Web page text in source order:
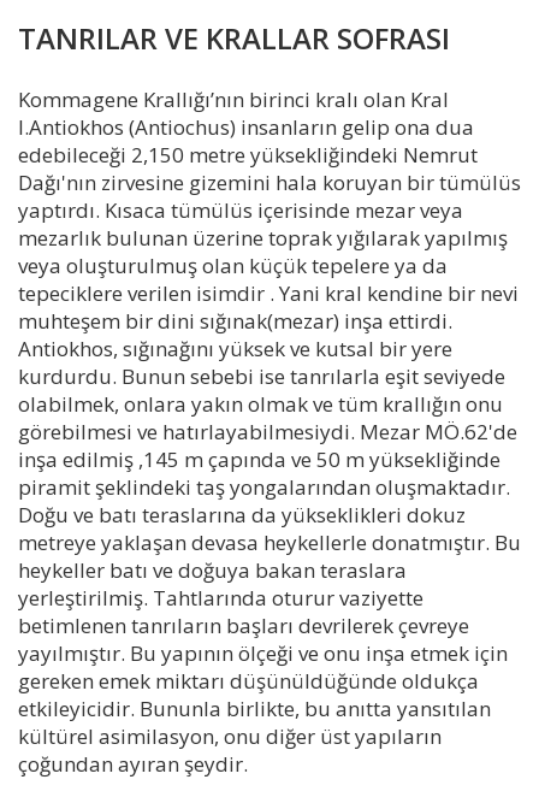
TANRILAR VE KRALLAR SOFRASI
Kommagene Krallığı’nın birinci kralı olan Kral
I.Antiokhos (Antiochus) insanların gelip ona dua
edebileceği 2,150 metre yüksekliğindeki Nemrut
Dağı'nın zirvesine gizemini hala koruyan bir tümülüs
yaptırdı. Kısaca tümülüs içerisinde mezar veya
mezarlık bulunan üzerine toprak yığılarak yapılmış
veya oluşturulmuş olan küçük tepelere ya da
tepeciklere verilen isimdir . Yani kral kendine bir nevi
muhteşem bir dini sığınak(mezar) inşa ettirdi.
Antiokhos, sığınağını yüksek ve kutsal bir yere
kurdurdu. Bunun sebebi ise tanrılarla eşit seviyede
olabilmek, onlara yakın olmak ve tüm krallığın onu
görebilmesi ve hatırlayabilmesiydi. Mezar MÖ.62'de
inşa edilmiş ,145 m çapında ve 50 m yüksekliğinde
piramit şeklindeki taş yongalarından oluşmaktadır.
Doğu ve batı teraslarına da yükseklikleri dokuz
metreye yaklaşan devasa heykellerle donatmıştır. Bu
heykeller batı ve doğuya bakan teraslara
yerleştirilmiş. Tahtlarında oturur vaziyette
betimlenen tanrıların başları devrilerek çevreye
yayılmıştır. Bu yapının ölçeği ve onu inşa etmek için
gereken emek miktarı düşünüldüğünde oldukça
etkileyicidir. Bununla birlikte, bu anıtta yansıtılan
kültürel asimilasyon, onu diğer üst yapıların
çoğundan ayıran şeydir.